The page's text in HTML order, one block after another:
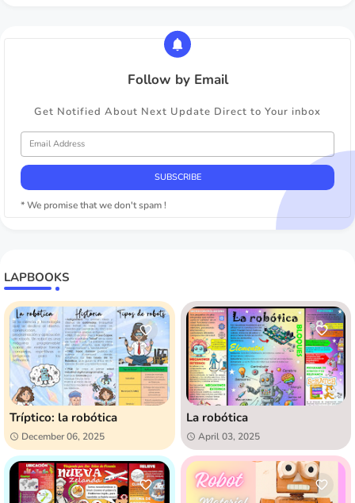
Follow by Email
Get Notified About Next Update Direct to Your inbox
* We promise that we don't spam !
LAPBOOKS
Tríptico: la robótica
December 06, 2025
La robótica
April 03, 2025